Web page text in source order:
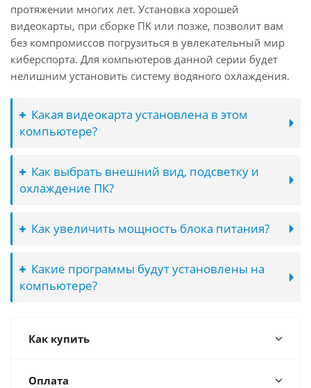
протяжении многих лет. Установка хорошей
видеокарты, при сборке ПК или позже, позволит вам
без компромиссов погрузиться в увлекательный мир
киберспорта. Для компьютеров данной серии будет
нелишним установить систему водяного охлаждения.
Какая видеокарта установлена в этом
компьютере?
Как выбрать внешний вид, подсветку и
охлаждение ПК?
Как увеличить мощность блока питания?
Какие программы будут установлены на
компьютере?
Как купить
Оплата